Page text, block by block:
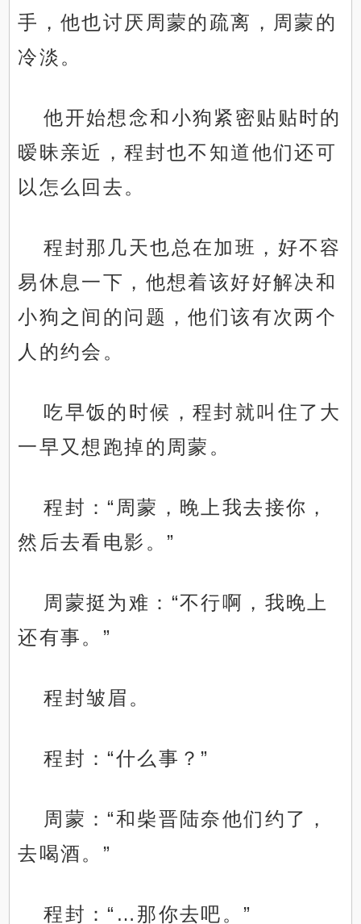
手，他也讨厌周蒙的疏离，周蒙的
冷淡。
他开始想念和小狗紧密贴贴时的
暧昧亲近，程封也不知道他们还可
以怎么回去。
程封那几天也总在加班，好不容
易休息一下，他想着该好好解决和
小狗之间的问题，他们该有次两个
人的约会。
吃早饭的时候，程封就叫住了大
一早又想跑掉的周蒙。
程封：“周蒙，晚上我去接你，
然后去看电影。”
周蒙挺为难：“不行啊，我晚上
还有事。”
程封皱眉。
程封：“什么事？”
周蒙：“和柴晋陆奈他们约了，
去喝酒。”
程封：“…那你去吧。”